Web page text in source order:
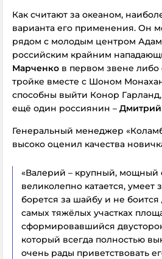
Как считают за океаном,
варианта его применения. Он
рядом с молодым центром
российским крайним
Марченко в первом звене либо
тройке вместе с Шоном
способны выйти Конор
ещё один россиянин –
Генеральный менеджер
высоко оценил качества
«Валерий – крупный, мощный
великолепно катается, умеет
борется за шайбу и не боится
самых тяжёлых участках
сформировавшийся
который всегда полностью
очень рады приветствовать